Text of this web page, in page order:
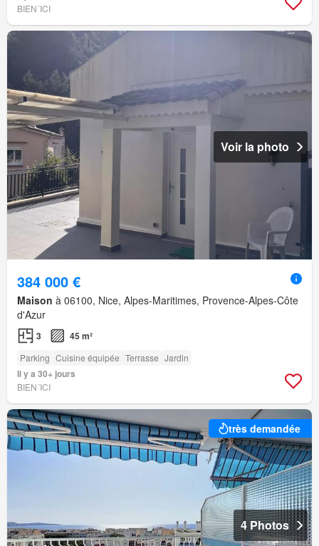
BIEN´ICI
Voir la photo
384 000 €
Maison à 06100, Nice, Alpes-Maritimes, Provence-Alpes-Côte
d'Azur
3 45 m²
Parking Cuisine équipée Terrasse Jardin
Il y a 30+ jours
BIEN´ICI
très demandée
4 Photos